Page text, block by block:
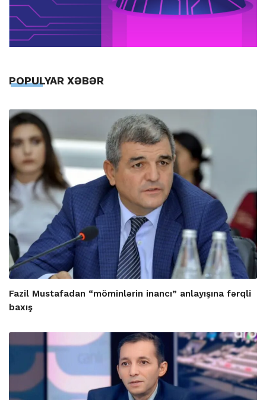
POPULYAR XƏBƏR
Fazil Mustafadan “möminlərin inancı” anlayışına fərqli
baxış